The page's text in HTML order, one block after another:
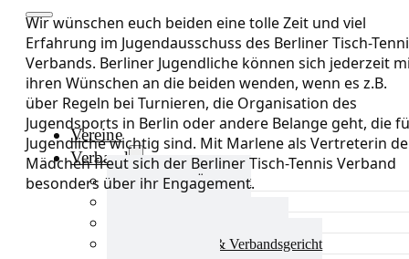
Vereine
Verband
Verband Übersicht
Ausschüsse & Verbandsgericht
Wir wünschen euch beiden eine tolle Zeit und viel
Erfahrung im Jugendausschuss des Berliner Tisch-
Verbands. Berliner Jugendliche können sich jederzeit
ihren Wünschen an die beiden wenden, wenn es z.B.
über Regeln bei Turnieren, die Organisation des
Jugendsports in Berlin oder andere Belange geht, die
Jugendliche wichtig sind. Mit Marlene als Vertreterin
Mädchen freut sich der Berliner Tisch-Tennis Verband
besonders über ihr Engagement.